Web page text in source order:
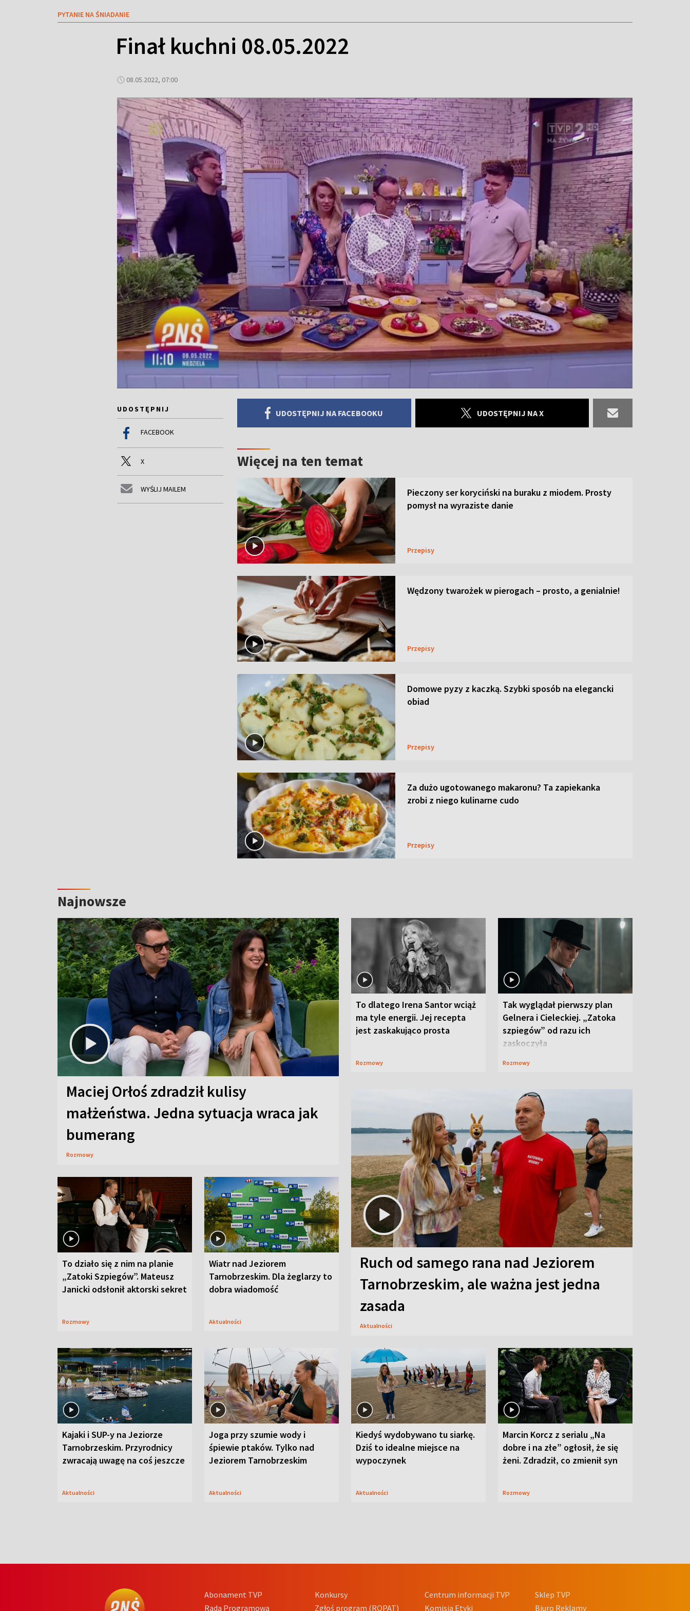
PYTANIE NA ŚNIADANIE
Finał kuchni 08.05.2022
08.05.2022, 07:00
UDOSTĘPNIJ
FACEBOOK
X
WYŚLIJ MAILEM
UDOSTĘPNIJ NA FACEBOOKU UDOSTĘPNIJ NA X
Więcej na ten temat
Pieczony ser koryciński na buraku z miodem. Prosty
pomysł na wyraziste danie
Przepisy
Wędzony twarożek w pierogach – prosto, a genialnie!
Przepisy
Domowe pyzy z kaczką. Szybki sposób na elegancki
obiad
Przepisy
Za dużo ugotowanego makaronu? Ta zapiekanka
zrobi z niego kulinarne cudo
Przepisy
Najnowsze
Maciej Orłoś zdradził kulisy
małżeństwa. Jedna sytuacja wraca jak
bumerang
Rozmowy
To dlatego Irena Santor wciąż
ma tyle energii. Jej recepta
jest zaskakująco prosta
Rozmowy
Tak wyglądał pierwszy plan
Gelnera i Cieleckiej. „Zatoka
szpiegów” od razu ich
zaskoczyła
Rozmowy
To działo się z nim na planie
„Zatoki Szpiegów”. Mateusz
Janicki odsłonił aktorski sekret
Rozmowy
Wiatr nad Jeziorem
Tarnobrzeskim. Dla żeglarzy to
dobra wiadomość
Aktualności
Ruch od samego rana nad Jeziorem
Tarnobrzeskim, ale ważna jest jedna
zasada
Aktualności
Kajaki i SUP-y na Jeziorze
Tarnobrzeskim. Przyrodnicy
zwracają uwagę na coś jeszcze
Aktualności
Joga przy szumie wody i
śpiewie ptaków. Tylko nad
Jeziorem Tarnobrzeskim
Aktualności
Kiedyś wydobywano tu siarkę.
Dziś to idealne miejsce na
wypoczynek
Aktualności
Marcin Korcz z serialu „Na
dobre i na złe” ogłosił, że się
żeni. Zdradził, co zmienił syn
Rozmowy
Abonament TVP
Rada Programowa
Konkursy
Zgłoś program (ROPAT)
Centrum informacji TVP
Komisja Etyki
Sklep TVP
Biuro Reklamy